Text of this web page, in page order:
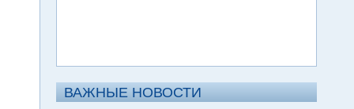
ВАЖНЫЕ НОВОСТИ